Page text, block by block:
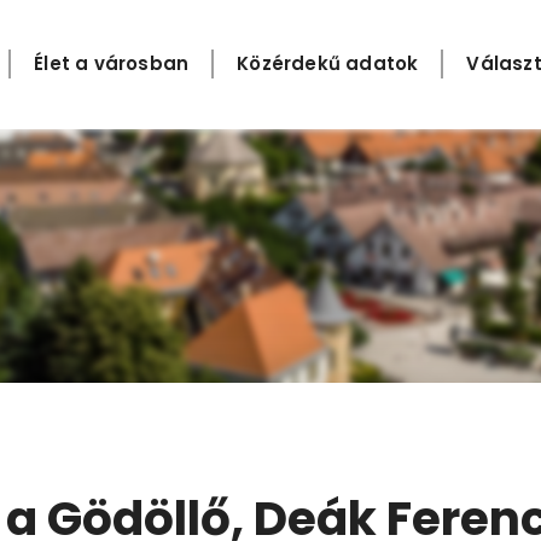
Élet a városban Közérdekű adatok
Gödöllő, Deák